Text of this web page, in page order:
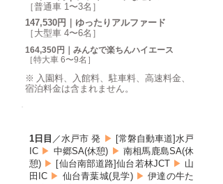
［普通車 1〜3名］
147,530円｜ゆったりアルファード
［大型車 4〜6名］
164,350円｜みんなで楽ちんハイエース
［特大車 6〜9名］
※ 入園料、入館料、駐車料、高速料金、
宿泊料金は含まれません。
1日目 ／水戸市 発 ▶ [常磐自動車道]水戸
IC ▶ 中郷SA(休憩) ▶ 南相馬鹿島SA(休
憩) ▶ [仙台南部道路]仙台若林JCT ▶ 山
田IC ▶ 仙台青葉城(見学) ▶ 伊達の牛た